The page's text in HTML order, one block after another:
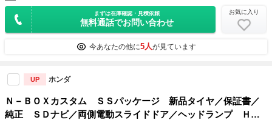
まずは在庫確認・見積依頼
無料通話でお問い合わせ
お気に入り
今あなたの他に5人が見ています
UP ホンダ
Ｎ－ＢＯＸカスタム ＳＳパッケージ 新品タイヤ／保証書／
純正 ＳＤナビ／両側電動スライドドア／ヘッドランプ ＨＩ